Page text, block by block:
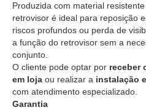
Produzida com material
retrovisor é ideal para reposição
riscos profundos ou perda de
a função do retrovisor sem a
conjunto.
O cliente pode optar por receber
em loja ou realizar a instalação
com atendimento especializado.
Garantia